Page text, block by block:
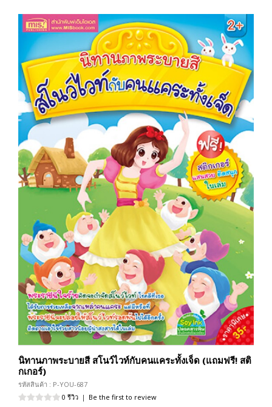
นิทานภาพระบายสี สโนว์ไวท์กับคนแคระทั้งเจ็ด (แถมฟรี! สติ
กเกอร์)
รหัสสินค้า : P-YOU-687
0 รีวิว | Be the first to review